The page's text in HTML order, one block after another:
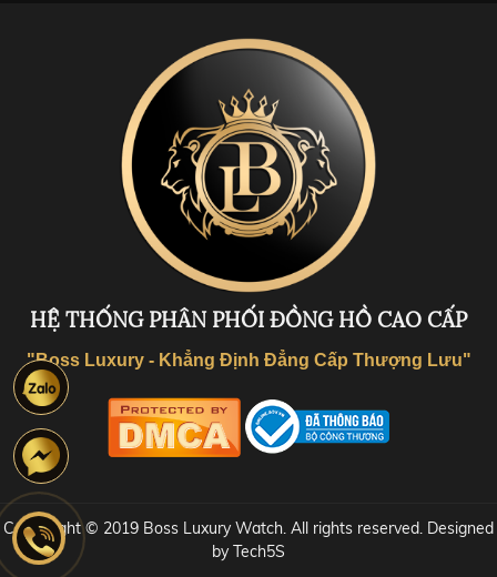
HỆ THỐNG PHÂN PHỐI ĐỒNG HỒ CAO CẤP
"Boss Luxury - Khẳng Định Đẳng Cấp Thượng Lưu"
Coppyright © 2019 Boss Luxury Watch. All rights reserved. Designed
by Tech5S